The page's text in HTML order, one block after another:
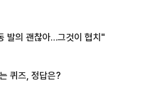
발의 괜찮아…그것이 협치"
퀴즈, 정답은?